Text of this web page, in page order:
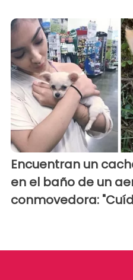
Encuentran un
en el baño de un
conmovedora: